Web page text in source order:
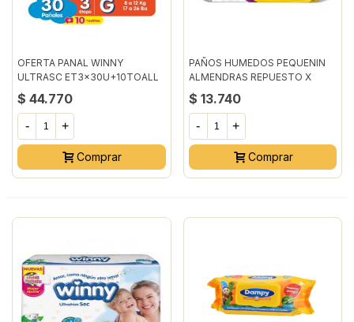
OFERTA PANAL WINNY
ULTRASC ET3x30U+10TOALL
$ 44.770
- +
Comprar
PAÑOS HUMEDOS PEQUENIN
ALMENDRAS REPUESTO X
100U
$ 13.740
- +
Comprar